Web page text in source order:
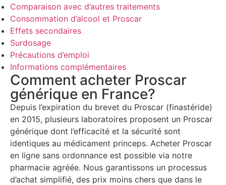
Comparaison avec d’autres traitements
Consommation d’alcool et Proscar
Effets secondaires
Surdosage
Précautions d’emploi
Informations complémentaires
Comment acheter Proscar
générique en France?
Depuis l’expiration du brevet du Proscar (finastéride)
en 2015, plusieurs laboratoires proposent un Proscar
générique dont l’efficacité et la sécurité sont
identiques au médicament princeps. Acheter Proscar
en ligne sans ordonnance est possible via notre
pharmacie agréée. Nous garantissons un processus
d’achat simplifié, des prix moins chers que dans le